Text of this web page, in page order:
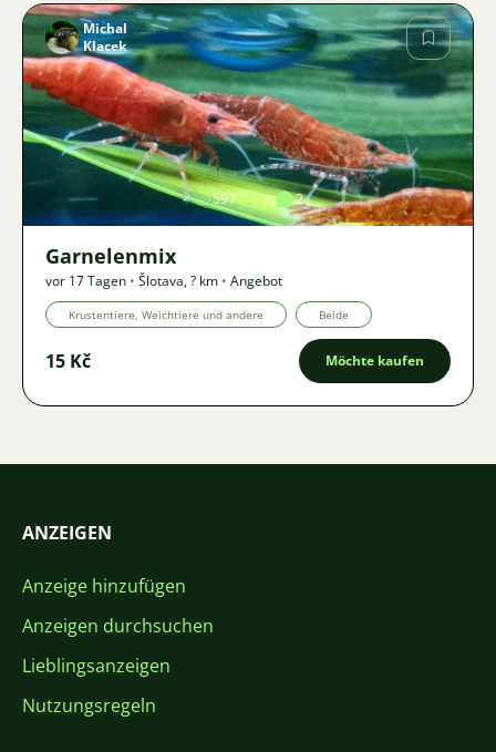
Bild
Michal
Klacek
597 2
Garnelenmix
vor 17 Tagen • Šlotava,? km • Angebot
Krustentiere, Weichtiere und andere Beide
15 Kč Möchte kaufen
ANZEIGEN
Anzeige hinzufügen
Anzeigen durchsuchen
Lieblingsanzeigen
Nutzungsregeln